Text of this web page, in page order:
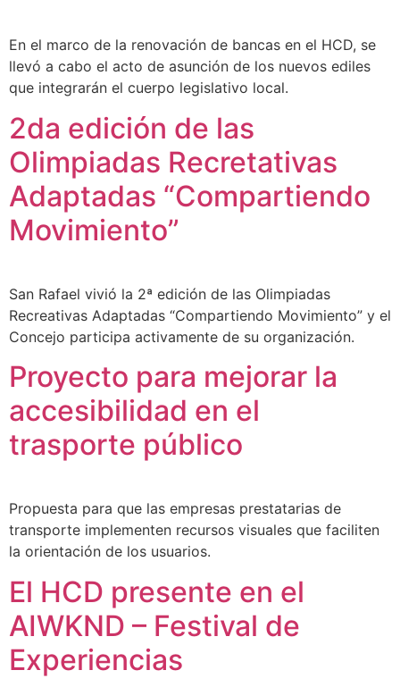
En el marco de la renovación de bancas en el HCD, se
llevó a cabo el acto de asunción de los nuevos ediles
que integrarán el cuerpo legislativo local.
2da edición de las
Olimpiadas Recretativas
Adaptadas “Compartiendo
Movimiento”
San Rafael vivió la 2ª edición de las Olimpiadas
Recreativas Adaptadas “Compartiendo Movimiento” y el
Concejo participa activamente de su organización.
Proyecto para mejorar la
accesibilidad en el
trasporte público
Propuesta para que las empresas prestatarias de
transporte implementen recursos visuales que faciliten
la orientación de los usuarios.
El HCD presente en el
AIWKND – Festival de
Experiencias